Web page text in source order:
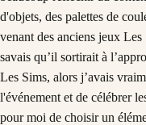
d'objets, des palettes de
venant des anciens jeux
savais qu’il sortirait à
Les Sims, alors j’avais
l'événement et de célébrer
pour moi de choisir un